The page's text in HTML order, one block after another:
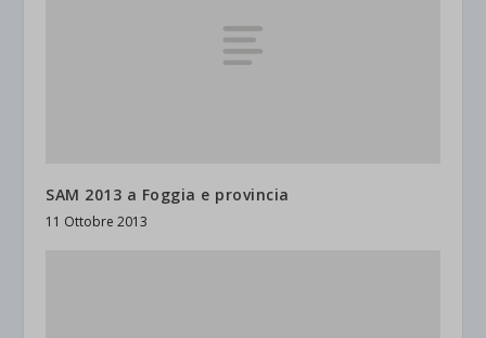
SAM 2013 a Foggia e provincia
11 Ottobre 2013